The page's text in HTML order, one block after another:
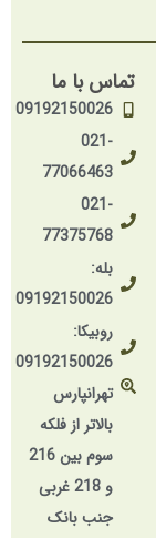
تماس با ما
09192150026
77066463
77375768
09192150026
روبیکا:
09192150026
تهرانپارس
بالاتر از فلکه
سوم بین 216
و 218 غربی
جنب بانک